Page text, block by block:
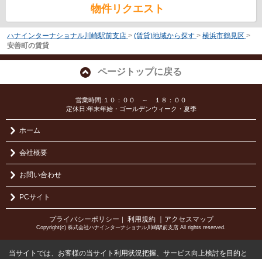
物件リクエスト
ハナインターナショナル川崎駅前支店 > (賃貸)地域から探す > 横浜市鶴見区 >
安善町の賃貸
ページトップに戻る
営業時間:１０：００ ～ １８：００
定休日:年末年始・ゴールデンウィーク・夏季
ホーム
会社概要
お問い合わせ
PCサイト
プライバシーポリシー ｜ 利用規約 ｜アクセスマップ
Copyright(c) 株式会社ハナインターナショナル川崎駅前支店 All rights reserved.
当サイトでは、お客様の当サイト利用状況把握、サービス向上検討を目的と